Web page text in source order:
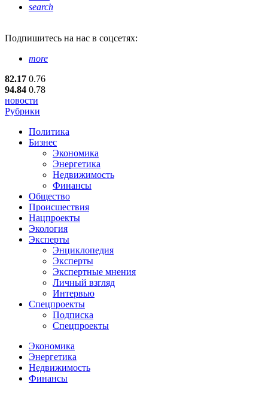
search
Подпишитесь на нас в соцсетях:
more
82.17 0.76
94.84 0.78
новости
Рубрики
Политика
Бизнес
Экономика
Энергетика
Недвижимость
Финансы
Общество
Происшествия
Нацпроекты
Экология
Эксперты
Энциклопедия
Эксперты
Экспертные мнения
Личный взгляд
Интервью
Спецпроекты
Подписка
Спецпроекты
Экономика
Энергетика
Недвижимость
Финансы